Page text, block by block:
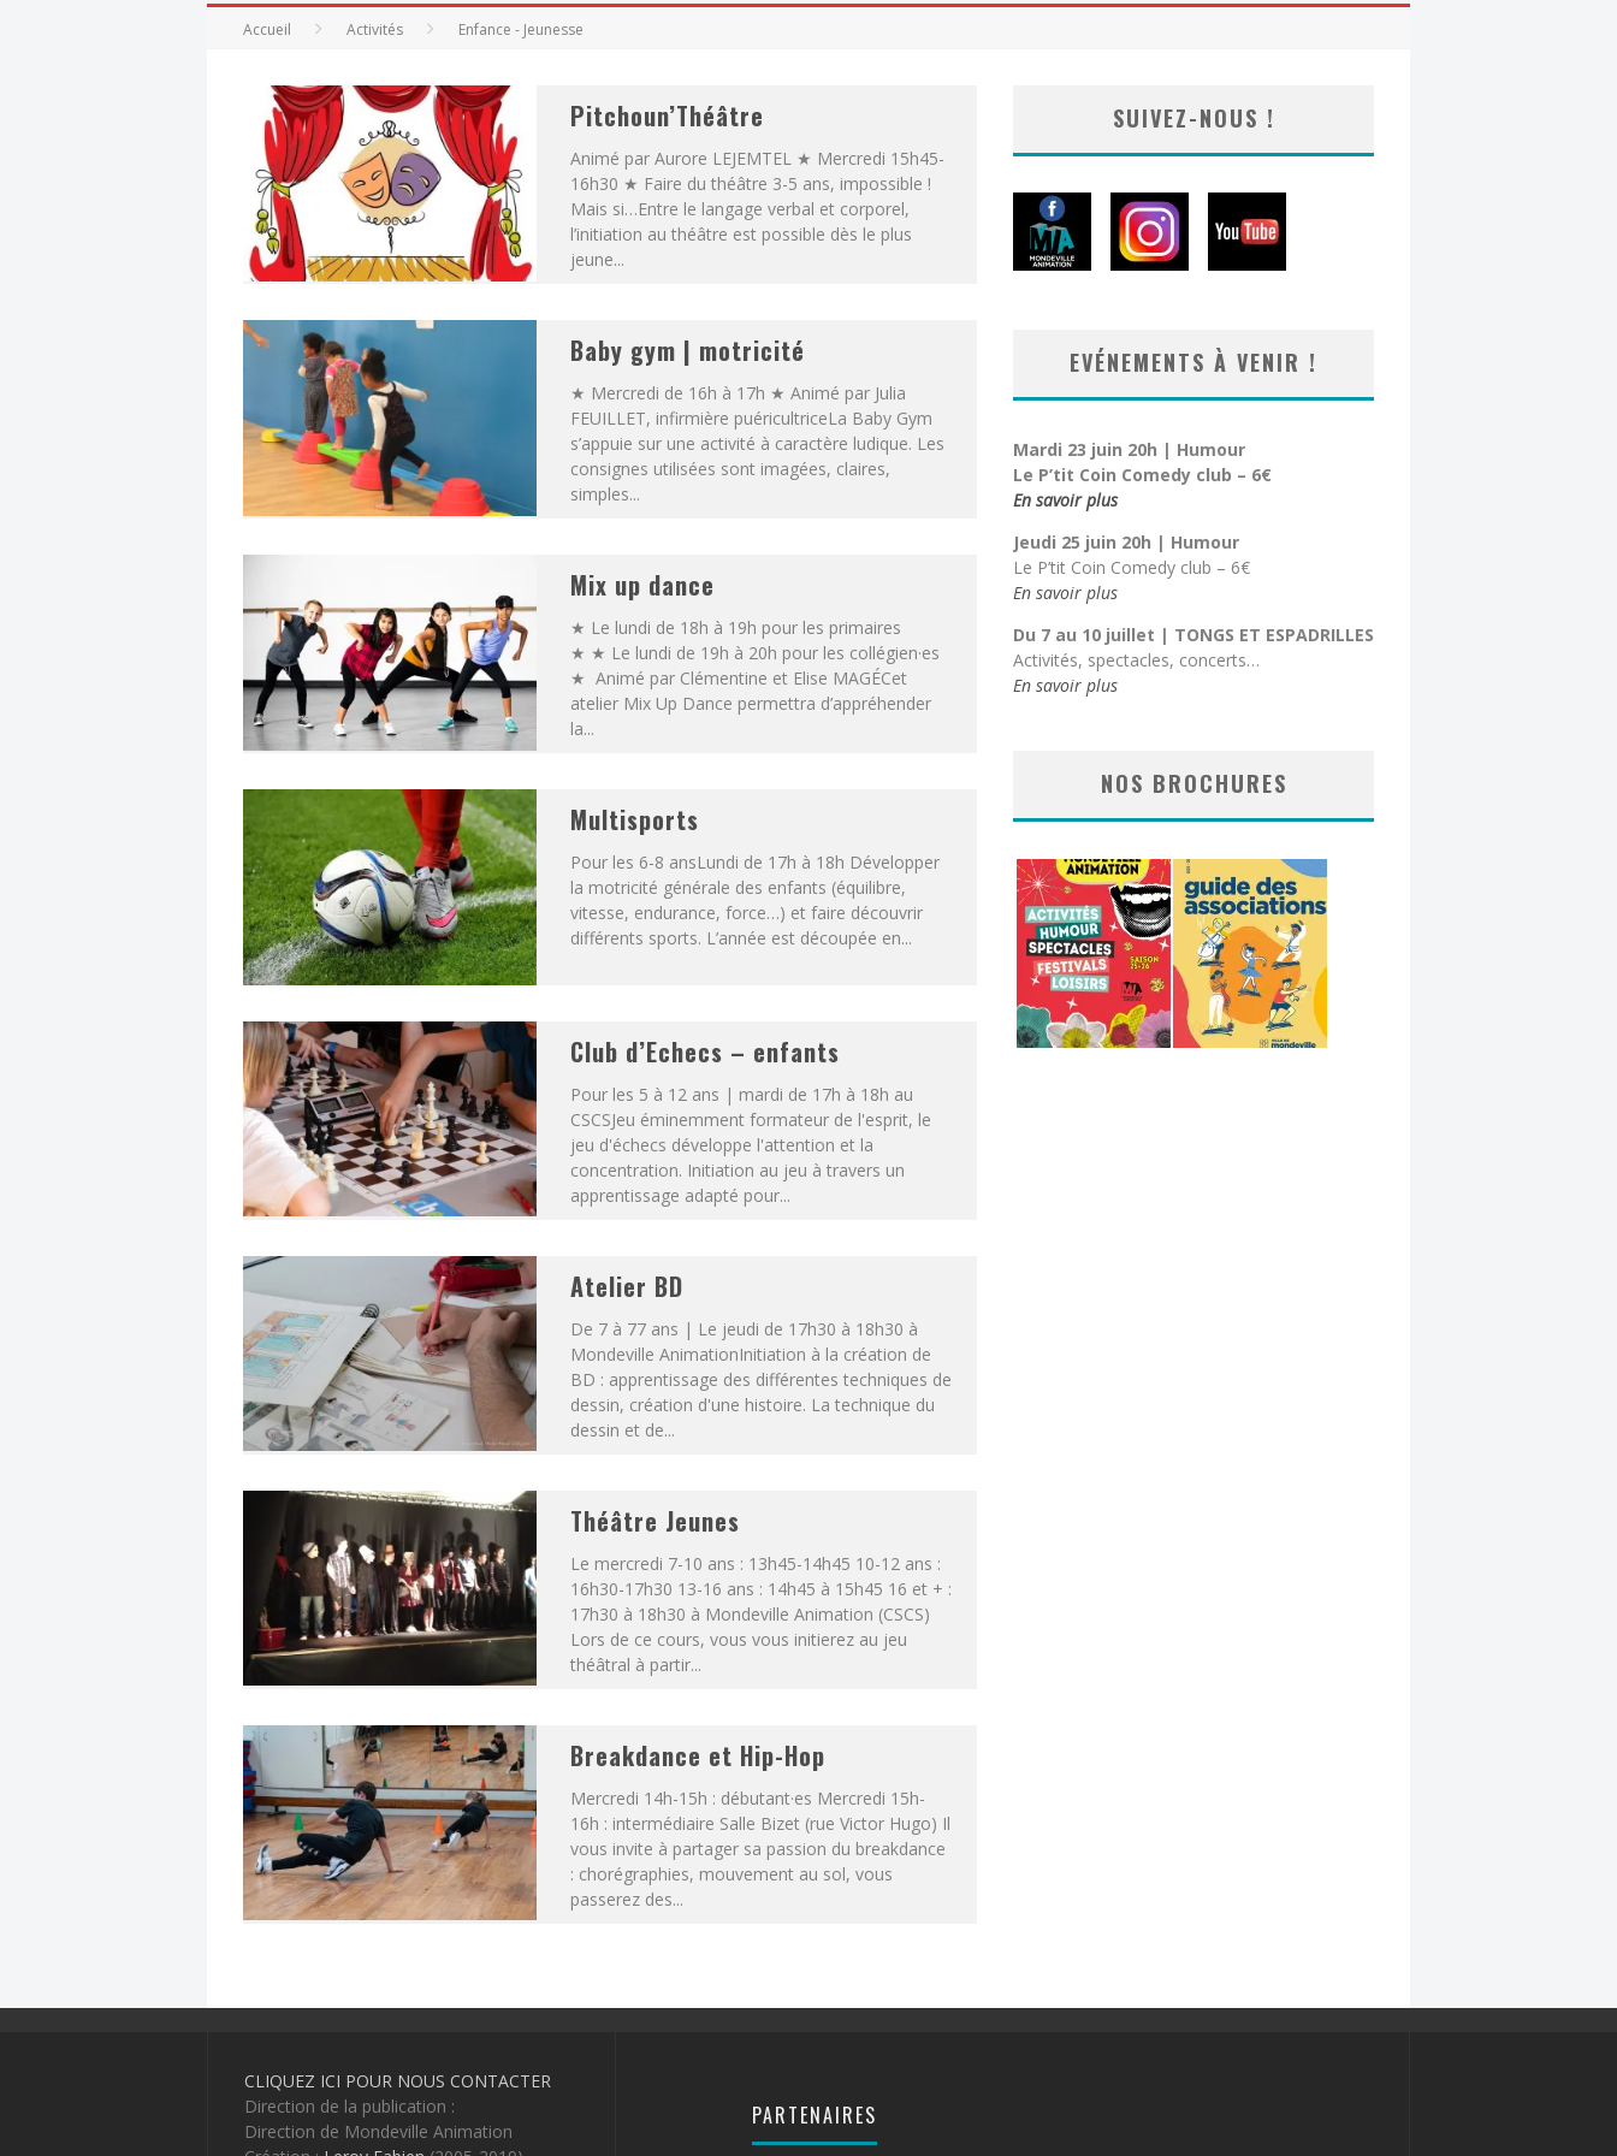
DIMANCHE, J'AI CLOWN
FESTIVAL TONGS & ESPADRILLES
Accueil Activités Enfance - Jeunesse
Pitchoun’Théâtre
Animé par Aurore LEJEMTEL ★ Mercredi 15h45-
16h30 ★ Faire du théâtre 3-5 ans, impossible !
Mais si…Entre le langage verbal et corporel,
l’initiation au théâtre est possible dès le plus
jeune...
Baby gym | motricité
★ Mercredi de 16h à 17h ★ Animé par Julia
FEUILLET, infirmière puéricultriceLa Baby Gym
s’appuie sur une activité à caractère ludique. Les
consignes utilisées sont imagées, claires,
simples...
Mix up dance
★ Le lundi de 18h à 19h pour les primaires
★ ★ Le lundi de 19h à 20h pour les collégien·es
★ Animé par Clémentine et Elise MAGÉCet
atelier Mix Up Dance permettra d’appréhender
la...
Multisports
Pour les 6-8 ansLundi de 17h à 18h Développer
la motricité générale des enfants (équilibre,
vitesse, endurance, force…) et faire découvrir
différents sports. L’année est découpée en...
Club d’Echecs – enfants
Pour les 5 à 12 ans | mardi de 17h à 18h au
CSCSJeu éminemment formateur de l'esprit, le
jeu d'échecs développe l'attention et la
concentration. Initiation au jeu à travers un
apprentissage adapté pour...
Atelier BD
De 7 à 77 ans | Le jeudi de 17h30 à 18h30 à
Mondeville AnimationInitiation à la création de
BD : apprentissage des différentes techniques de
dessin, création d'une histoire. La technique du
dessin et de...
Théâtre Jeunes
Le mercredi 7-10 ans : 13h45-14h45 10-12 ans :
16h30-17h30 13-16 ans : 14h45 à 15h45 16 et + :
17h30 à 18h30 à Mondeville Animation (CSCS)
Lors de ce cours, vous vous initierez au jeu
théâtral à partir...
Breakdance et Hip-Hop
Mercredi 14h-15h : débutant·es Mercredi 15h-
16h : intermédiaire Salle Bizet (rue Victor Hugo) Il
vous invite à partager sa passion du breakdance
: chorégraphies, mouvement au sol, vous
passerez des...
SUIVEZ-NOUS !
EVÉNEMENTS À VENIR !
Mardi 23 juin 20h | Humour
Le P’tit Coin Comedy club – 6€
En savoir plus
Jeudi 25 juin 20h | Humour
Le P’tit Coin Comedy club – 6€
En savoir plus
Du 7 au 10 juillet | TONGS ET ESPADRILLES
Activités, spectacles, concerts…
En savoir plus
NOS BROCHURES
CLIQUEZ ICI POUR NOUS CONTACTER
Direction de la publication :
Direction de Mondeville Animation
PARTENAIRES